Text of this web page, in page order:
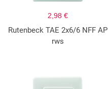
2,98 €
Rutenbeck TAE 2x6/6 NFF AP
rws